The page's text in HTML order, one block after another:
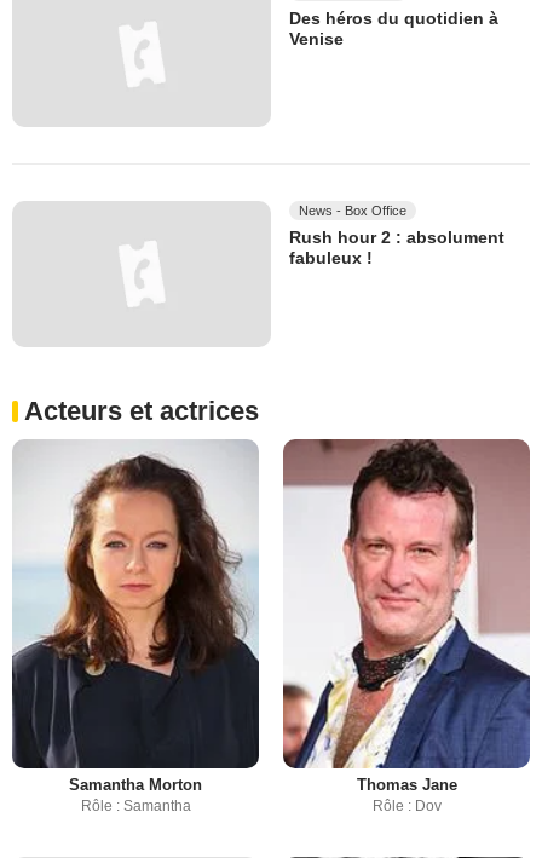
Des héros du quotidien à
Venise
News - Box Office
Rush hour 2 : absolument
fabuleux !
Acteurs et actrices
Samantha Morton
Rôle : Samantha
Thomas Jane
Rôle : Dov